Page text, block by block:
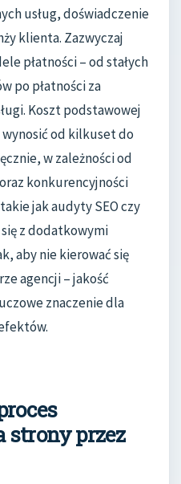
usług, doświadczenie
klienta. Zazwyczaj
płatności – od stałych
po płatności za
Koszt podstawowej
od kilkuset do
w zależności od
konkurencyjności
jak audyty SEO czy
z dodatkowymi
aby nie kierować się
agencji – jakość
znaczenie dla
strony przez